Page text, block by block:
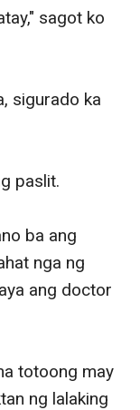
sagot ko
sigurado ka
paslit.
ba ang
nga ng
ang doctor
totoong may
ng lalaking